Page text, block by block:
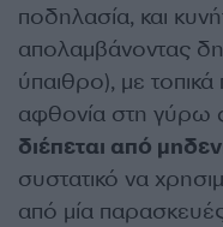
ποδηλασία, και
απολαμβάνοντας
ύπαιθρο), με
αφθονία στη γύρω
διέπεται από
συστατικό να
από μία